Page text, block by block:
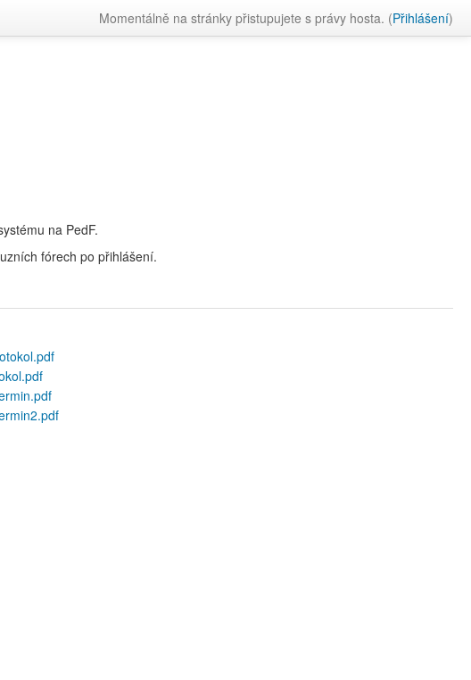
Momentálně na stránky přistupujete s právy hosta. (Přihlášení)
na PedF.
fórech po přihlášení.